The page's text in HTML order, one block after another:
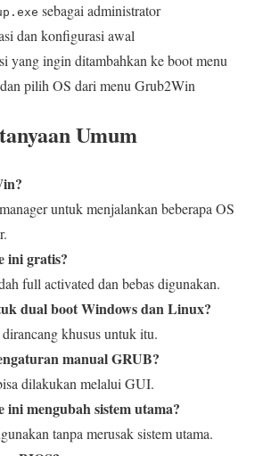
sebagai administrator
dan konfigurasi awal
yang ingin ditambahkan ke boot menu
pilih OS dari menu Grub2Win
Umum
untuk menjalankan beberapa OS
ini gratis?
full activated dan bebas digunakan.
dual boot Windows dan Linux?
khusus untuk itu.
manual GRUB?
dilakukan melalui GUI.
mengubah sistem utama?
tanpa merusak sistem utama.